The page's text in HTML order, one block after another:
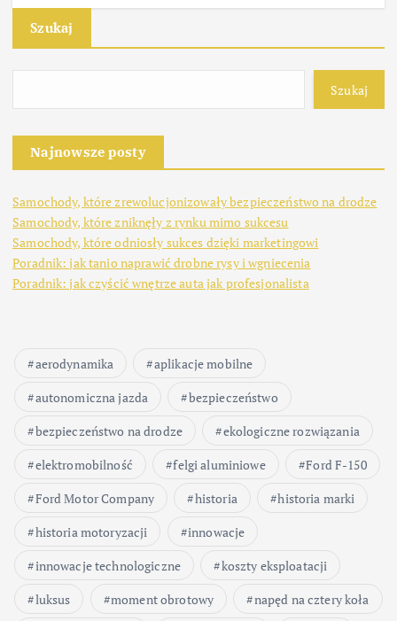
Szukaj
Szukaj
Najnowsze posty
Samochody, które zrewolucjonizowały bezpieczeństwo na drodze
Samochody, które zniknęły z rynku mimo sukcesu
Samochody, które odniosły sukces dzięki marketingowi
Poradnik: jak tanio naprawić drobne rysy i wgniecenia
Poradnik: jak czyścić wnętrze auta jak profesjonalista
aerodynamika
aplikacje mobilne
autonomiczna jazda
bezpieczeństwo
bezpieczeństwo na drodze
ekologiczne rozwiązania
elektromobilność
felgi aluminiowe
Ford F-150
Ford Motor Company
historia
historia marki
historia motoryzacji
innowacje
innowacje technologiczne
koszty eksploatacji
luksus
moment obrotowy
napęd na cztery koła